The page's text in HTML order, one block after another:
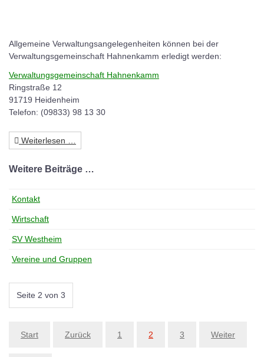
Allgemeine Verwaltungsangelegenheiten können bei der
Verwaltungsgemeinschaft Hahnenkamm erledigt werden:
Verwaltungsgemeinschaft Hahnenkamm
Ringstraße 12
91719 Heidenheim
Telefon: (09833) 98 13 30
Weiterlesen …
Weitere Beiträge …
Kontakt
Wirtschaft
SV Westheim
Vereine und Gruppen
Seite 2 von 3
Start Zurück 1 2 3 Weiter